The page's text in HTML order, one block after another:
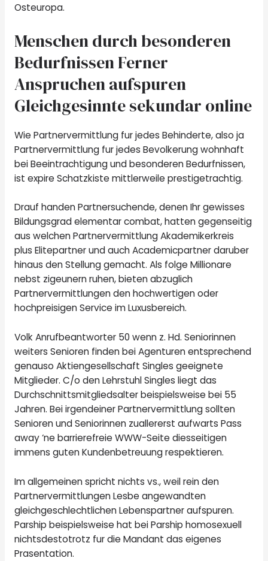
Osteuropa.
Menschen durch besonderen
Bedurfnissen Ferner
Anspruchen aufspuren
Gleichgesinnte sekundar online
Wie Partnervermittlung fur jedes Behinderte, also ja
Partnervermittlung fur jedes Bevolkerung wohnhaft
bei Beeintrachtigung und besonderen Bedurfnissen,
ist expire Schatzkiste mittlerweile prestigetrachtig.
Drauf handen Partnersuchende, denen Ihr gewisses
Bildungsgrad elementar combat, hatten gegenseitig
aus welchen Partnervermittlung Akademikerkreis
plus Elitepartner und auch Academicpartner daruber
hinaus den Stellung gemacht. Als folge Millionare
nebst zigeunern ruhen, bieten abzuglich
Partnervermittlungen den hochwertigen oder
hochpreisigen Service im Luxusbereich.
Volk Anrufbeantworter 50 wenn z. Hd. Seniorinnen
weiters Senioren finden bei Agenturen entsprechend
genauso Aktiengesellschaft Singles geeignete
Mitglieder. C/o den Lehrstuhl Singles liegt das
Durchschnittsmitgliedsalter beispielsweise bei 55
Jahren. Bei irgendeiner Partnervermittlung sollten
Senioren und Seniorinnen zuallererst aufwarts Pass
away ‘ne barrierefreie WWW-Seite diesseitigen
immens guten Kundenbetreuung respektieren.
Im allgemeinen spricht nichts vs., weil rein den
Partnervermittlungen Lesbe angewandten
gleichgeschlechtlichen Lebenspartner aufspuren.
Parship beispielsweise hat bei Parship homosexuell
nichtsdestotrotz fur die Mandant das eigenes
Prasentation.